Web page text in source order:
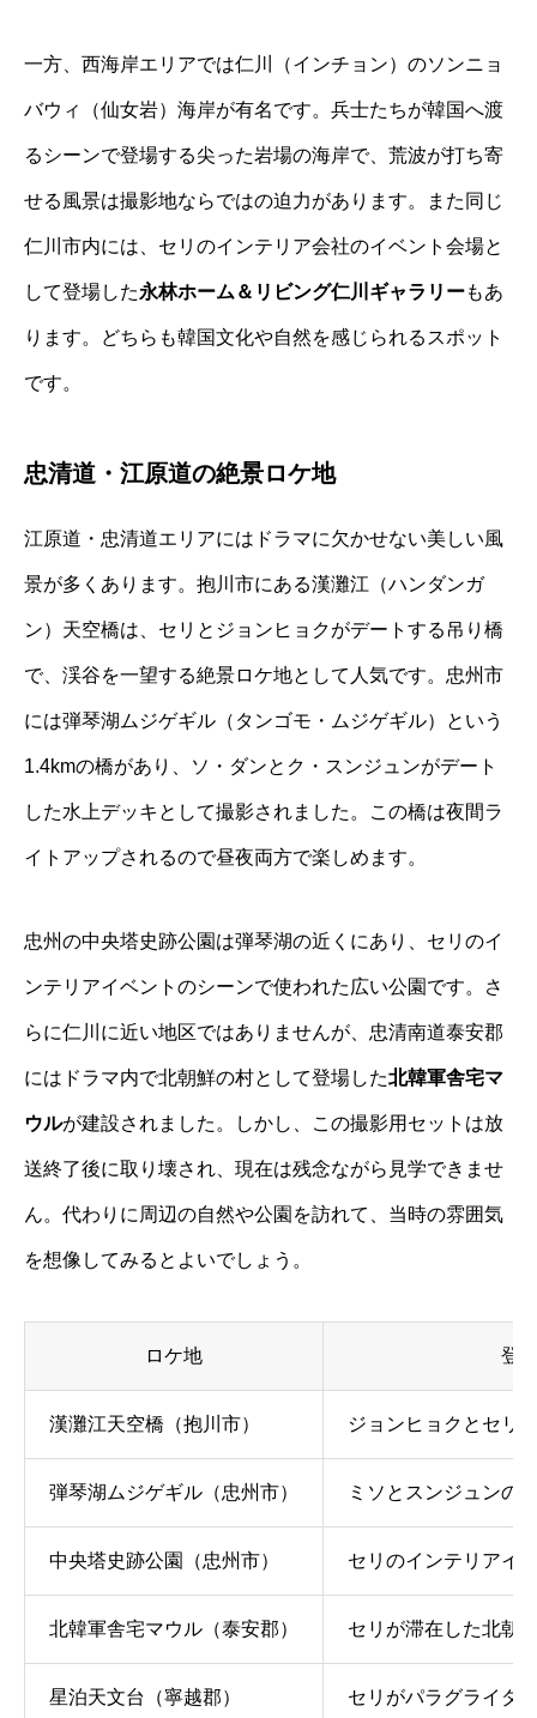
一方、西海岸エリアでは仁川（インチョン）のソンニョ
バウィ （仙女岩）海岸が有名です。兵士たちが韓国へ渡
るシーンで登場する尖った岩場の海岸で、荒波が打ち寄
せる風景は撮影地ならではの迫力があります。また同じ
仁川市内には、セリのインテリア会社のイベント会場と
して登場した永林ホーム＆リビング仁川ギャラリーもあ
ります。どちらも韓国文化や自然を感じられるスポット
です。
忠清道・江原道の絶景ロケ地
江原道・忠清道エリアにはドラマに欠かせない美しい風
景が多くあります。抱川市にある漢灘江（ハンダンガ
ン）天空橋は、セリとジョンヒョクがデートする吊り橋
で、渓谷を一望する絶景ロケ地として人気です。忠州市
には弾琴湖ムジゲギル （タンゴモ・ムジゲギル）という
1.4kmの橋があり、ソ・ダンとク・スンジュンがデート
した水上デッキとして撮影されました。この橋は夜間ラ
イトアップされるので昼夜両方で楽しめます。
忠州の中央塔史跡公園は弾琴湖の近くにあり、セリのイ
ンテリアイベントのシーンで使われた広い公園です。さ
らに仁川に近い地区ではありませんが、忠清南道泰安郡
にはドラマ内で北朝鮮の村として登場した北韓軍舎宅マ
ウルが建設されました。しかし、この撮影用セットは放
送終了後に取り壊され、現在は残念ながら見学できませ
ん。代わりに周辺の自然や公園を訪れて、当時の雰囲気
を想像してみるとよいでしょう。
ロケ地 登
漢灘江天空橋（抱川市） ジョンヒョクとセリ
弾琴湖ムジゲギル（忠州市） ミソとスンジュンの
中央塔史跡公園（忠州市） セリのインテリアイ
北韓軍舎宅マウル（泰安郡） セリが滞在した北朝
星泊天文台（寧越郡） セリがパラグライダ